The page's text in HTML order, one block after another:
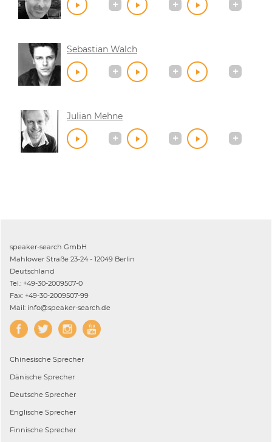
Sebastian Walch
Julian Mehne
speaker-search GmbH
Mahlower Straße 23-24 - 12049 Berlin
Deutschland
Tel.: +49-30-2009507-0
Fax: +49-30-2009507-99
Mail: info@speaker-search.de
Chinesische Sprecher
Dänische Sprecher
Deutsche Sprecher
Englische Sprecher
Finnische Sprecher